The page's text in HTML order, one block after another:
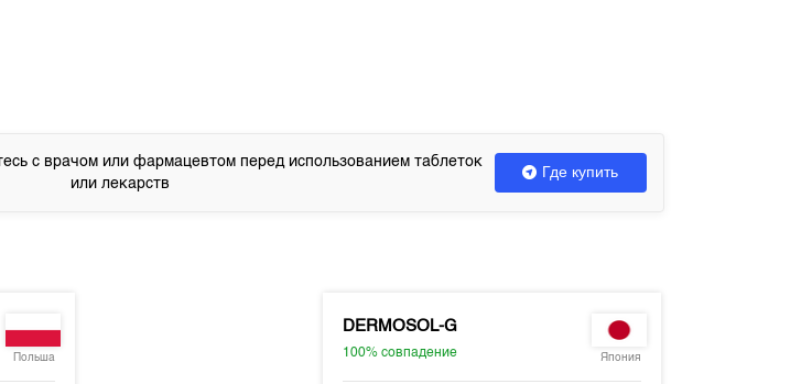
с врачом или фармацевтом перед использованием таблеток
или лекарств
Где купить
Польша
DERMOSOL-G
100% совпадение Япония